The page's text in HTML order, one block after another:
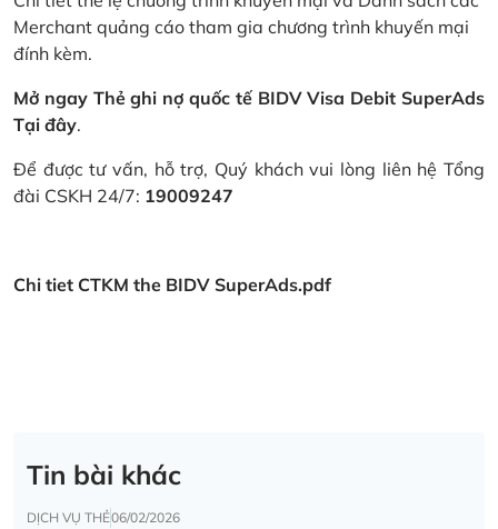
Merchant quảng cáo tham gia chương trình khuyến mại
đính kèm.
Mở ngay Thẻ ghi nợ quốc tế BIDV Visa Debit SuperAds
Tại đây.
Để được tư vấn, hỗ trợ, Quý khách vui lòng liên hệ Tổng
đài CSKH 24/7: 19009247
Chi tiet CTKM the BIDV SuperAds.pdf
Tin bài khác
DỊCH VỤ THẺ06/02/2026